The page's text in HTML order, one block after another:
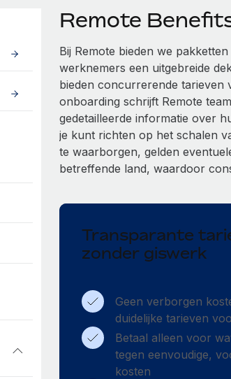
Remote
Bij Remote bieden we
werknemers een uitgebreide
bieden concurrerende tarieven
onboarding schrijft Remote
gedetailleerde informatie over
je kunt richten op het schalen
te waarborgen, gelden
betreffende land, waardoor
Transparante
zonder giswerk
Geen verborgen
duidelijke tarieven
Betaal alleen voor
tegen eenvoudige,
kosten